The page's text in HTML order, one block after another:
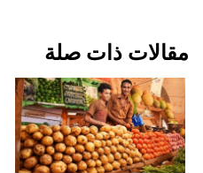
مقالات ذات صلة